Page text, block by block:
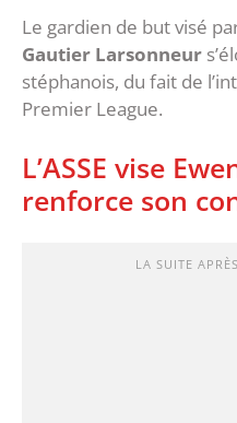
Le gardien de but visé
Gautier Larsonneur
stéphanois, du fait de
Premier League.
L’ASSE vise
renforce son
LA SUITE